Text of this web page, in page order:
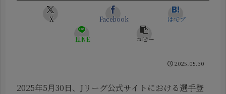
X Facebook はてブ
LINE コピー
2025.05.30
2025年5月30日、Jリーグ公式サイトにおける選手登